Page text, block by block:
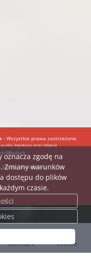
Kalendarz Kontakt
- Wszystkie prawa zastrzeżone.
logotypy oraz zdjęcia
Młodych.
Strony Parafialne
zgodę na
Zmiany warunków
dostępu do plików
czasie.